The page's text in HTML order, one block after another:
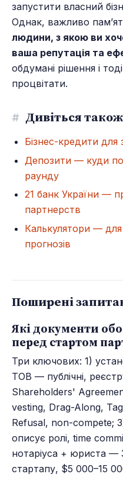
запустити власний
Однак, важливо
людини, з якою ви
ваша репутація та
обдумані рішення і
процвітати.
# Дивіться також
Бізнес-кредити для
Депозити — куди
раунду
21 банк України —
партнерств
Калькулятори — для
прогнозів
Поширені
Які документи
перед стартом
Три ключових: 1)
ТОВ — публічні,
Shareholders'
vesting, Drag-Along,
Refusal, non-compete;
описує ролі, time
нотаріуса + юриста —
стартапу, $5 000–15